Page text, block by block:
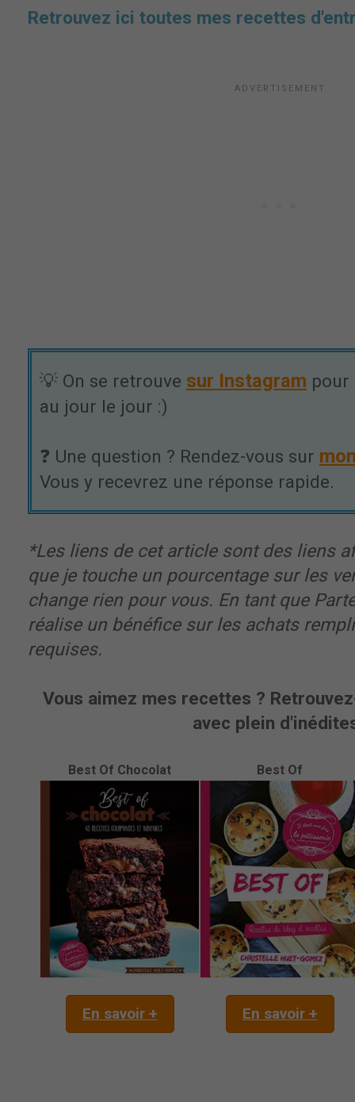
Retrouvez ici toutes mes recettes
💡 On se retrouve sur Instagram pour
au jour le jour :)
❓ Une question ? Rendez-vous sur
Vous y recevrez une réponse rapide.
*Les liens de cet article sont des liens
que je touche un pourcentage sur les
change rien pour vous. En tant que
réalise un bénéfice sur les achats
requises.
Vous aimez mes recettes ?
avec plein
Best Of Chocolat Best Of
En savoir + En savoir +